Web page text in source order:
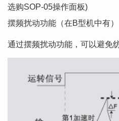
选购SOP-05操作面板)
摆频扰动功能（在B型机中有）
通过摆频扰动功能，可以避免